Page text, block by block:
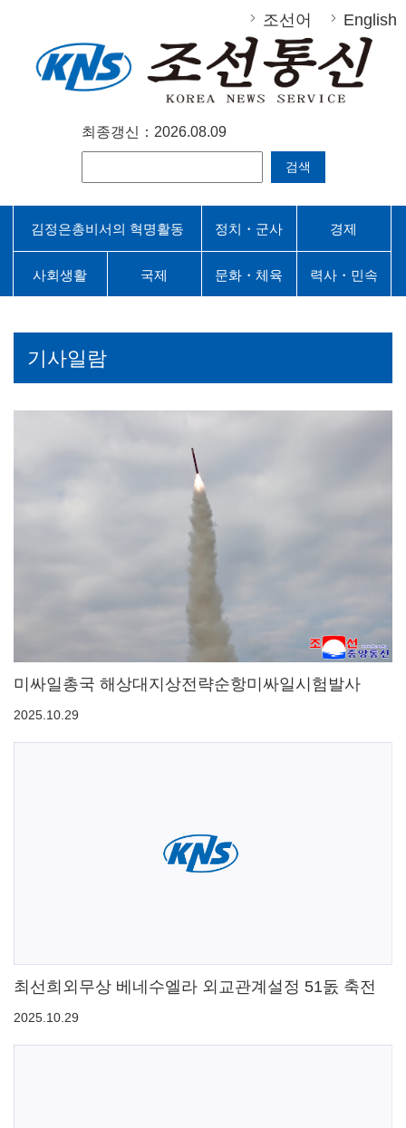
조선어 English
최종갱신：2026.08.09
검색
김정은총비서의 혁명활동 정치・군사 경제
사회생활 국제 문화・체육 력사・민속
기사일람
미싸일총국 해상대지상전략순항미싸일시험발사
2025.10.29
최선희외무상 베네수엘라 외교관계설정 51돐 축전
2025.10.29